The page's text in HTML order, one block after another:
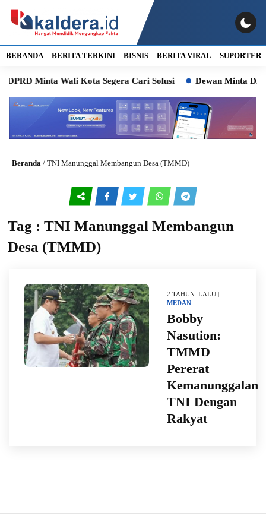
BERANDA BERITA TERKINI BISNIS BERITA VIRAL SUPORTER
Minta Wali Kota Segera Cari Solusi Dewan Minta DLH
Beranda / TNI Manunggal Membangun Desa (TMMD)
Tag : TNI Manunggal Membangun
Desa (TMMD)
2 TAHUN LALU |
MEDAN
Bobby
Nasution:
TMMD
Pererat
Kemanunggalan
TNI Dengan
Rakyat